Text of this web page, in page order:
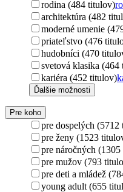
rodina (484 titulov)
architektúra (482
moderné umenie
priateľstvo (476
hudobníci (470
svetová klasika (464
kariéra (452 titulov)
Ďalšie možnosti
Pre koho
pre dospelých (5712
pre ženy (1523
pre náročných
pre mužov (793
pre deti a mládež
young adult (655